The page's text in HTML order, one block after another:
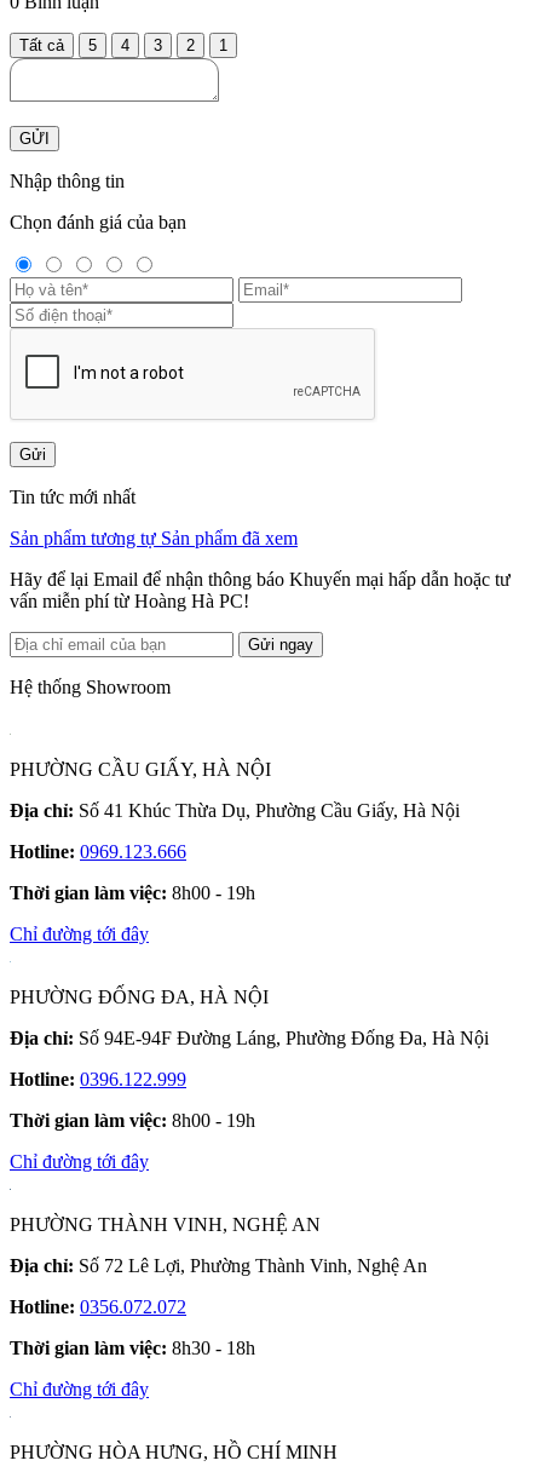
Tất cả 5 4 3 2 1
GỬI
Nhập thông tin
Chọn đánh giá của bạn
Gửi
Tin tức mới nhất
Sản phẩm tương tự Sản phẩm đã xem
Hãy để lại Email để nhận thông báo Khuyến mại hấp dẫn hoặc tư
vấn miễn phí từ Hoàng Hà PC!
Gửi ngay
Hệ thống Showroom
PHƯỜNG CẦU GIẤY, HÀ NỘI
Địa chỉ: Số 41 Khúc Thừa Dụ, Phường Cầu Giấy, Hà Nội
Hotline: 0969.123.666
Thời gian làm việc: 8h00 - 19h
Chỉ đường tới đây
PHƯỜNG ĐỐNG ĐA, HÀ NỘI
Địa chỉ: Số 94E-94F Đường Láng, Phường Đống Đa, Hà Nội
Hotline: 0396.122.999
Thời gian làm việc: 8h00 - 19h
Chỉ đường tới đây
PHƯỜNG THÀNH VINH, NGHỆ AN
Địa chỉ: Số 72 Lê Lợi, Phường Thành Vinh, Nghệ An
Hotline: 0356.072.072
Thời gian làm việc: 8h30 - 18h
Chỉ đường tới đây
PHƯỜNG HÒA HƯNG, HỒ CHÍ MINH